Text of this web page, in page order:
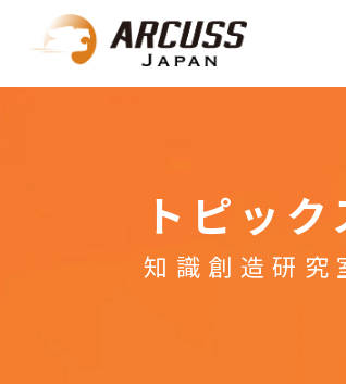
トピック
知識創造研